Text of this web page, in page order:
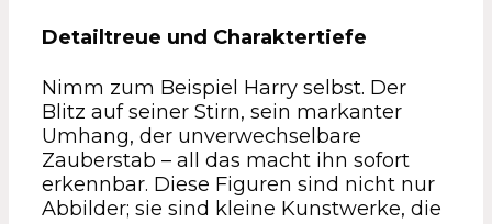
Detailtreue und Charaktertiefe
Nimm zum Beispiel Harry selbst. Der
Blitz auf seiner Stirn, sein markanter
Umhang, der unverwechselbare
Zauberstab – all das macht ihn sofort
erkennbar. Diese Figuren sind nicht nur
Abbilder; sie sind kleine Kunstwerke, die